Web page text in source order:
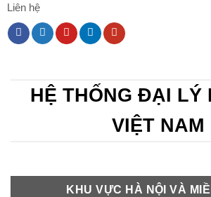
Liên hệ
HỆ THỐNG ĐẠI LÝ
VIỆT NAM
KHU VỰC HÀ NỘI VÀ